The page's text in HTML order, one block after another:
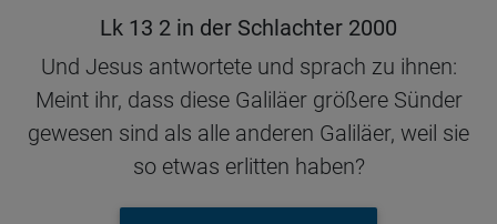
Lk 13 2 in der Schlachter 2000
Und Jesus antwortete und sprach zu ihnen:
Meint ihr, dass diese Galiläer größere Sünder
gewesen sind als alle anderen Galiläer, weil sie
so etwas erlitten haben?